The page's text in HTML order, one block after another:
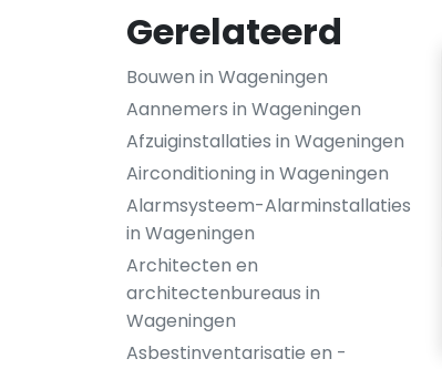
Gerelateerd
Bouwen in Wageningen
Aannemers in Wageningen
Afzuiginstallaties in Wageningen
Airconditioning in Wageningen
Alarmsysteem-Alarminstallaties
in Wageningen
Architecten en
architectenbureaus in
Wageningen
Asbestinventarisatie en -